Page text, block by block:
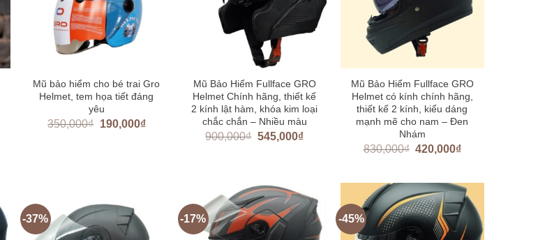
Mũ bảo hiểm cho bé trai Gro
Helmet, tem họa tiết đáng
yêu
350,000₫ 190,000₫
Mũ Bảo Hiểm Fullface GRO
Helmet Chính hãng, thiết kế
2 kính lật hàm, khóa kim loại
chắc chắn – Nhiều màu
900,000₫ 545,000₫
Mũ Bảo Hiểm Fullface GRO
Helmet có kính chính hãng,
thiết kế 2 kính, kiểu dáng
mạnh mẽ cho nam – Đen
Nhám
830,000₫ 420,000₫
-37% -17% -45%